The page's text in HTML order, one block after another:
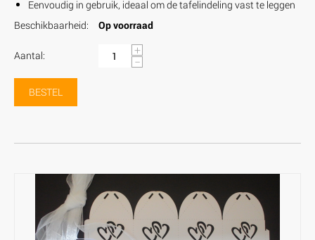
Eenvoudig in gebruik, ideaal om de tafelindeling vast te leggen
Beschikbaarheid:
Op voorraad
Aantal:
+
−
BESTEL